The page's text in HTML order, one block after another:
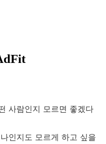
사람인지 모르면 좋겠다
인지도 모르게 하고 싶을